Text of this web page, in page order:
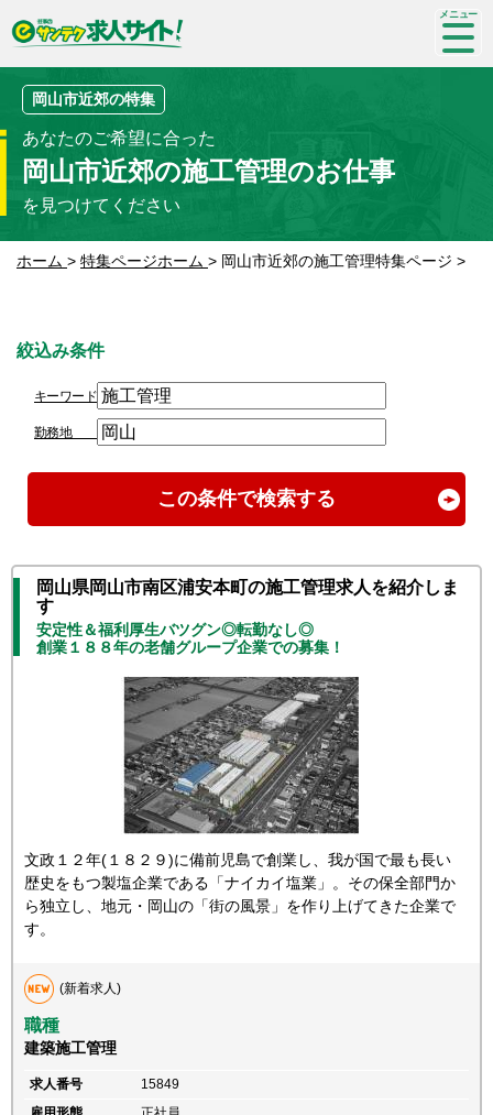
SP-
me
岡山市近郊の特集
あなたのご希望に合った
岡山市近郊の施工管理のお仕事
を見つけてください
ホーム > 特集ページホーム > 岡山市近郊の施工管理特集ページ >
絞込み条件
キーワード
勤務地
この条件で検索する
岡山県岡山市南区浦安本町の施工管理求人を紹介しま
す
安定性＆福利厚生バツグン◎転勤なし◎
創業１８８年の老舗グループ企業での募集！
文政１２年(１８２９)に備前児島で創業し、我が国で最も長い
歴史をもつ製塩企業である「ナイカイ塩業」。その保全部門か
ら独立し、地元・岡山の「街の風景」を作り上げてきた企業で
す。
(新着求人)
職種
建築施工管理
求人番号
15849